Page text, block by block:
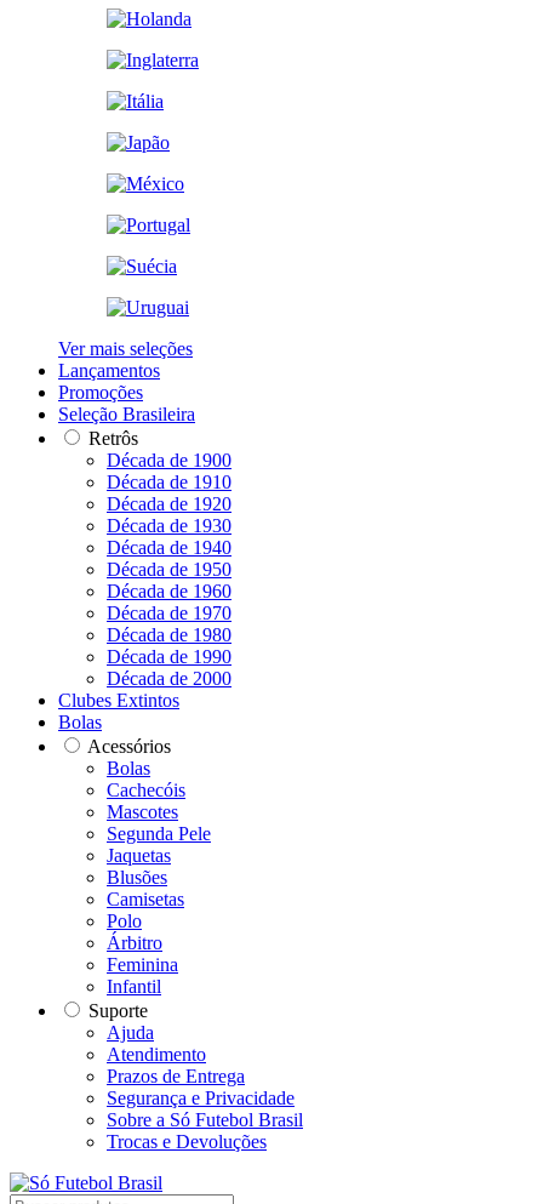
Ver mais seleções
Lançamentos
Promoções
Seleção Brasileira
Retrôs
Década de 1900
Década de 1910
Década de 1920
Década de 1930
Década de 1940
Década de 1950
Década de 1960
Década de 1970
Década de 1980
Década de 1990
Década de 2000
Clubes Extintos
Bolas
Acessórios
Bolas
Cachecóis
Mascotes
Segunda Pele
Jaquetas
Blusões
Camisetas
Polo
Árbitro
Feminina
Infantil
Suporte
Ajuda
Atendimento
Prazos de Entrega
Segurança e Privacidade
Sobre a Só Futebol Brasil
Trocas e Devoluções